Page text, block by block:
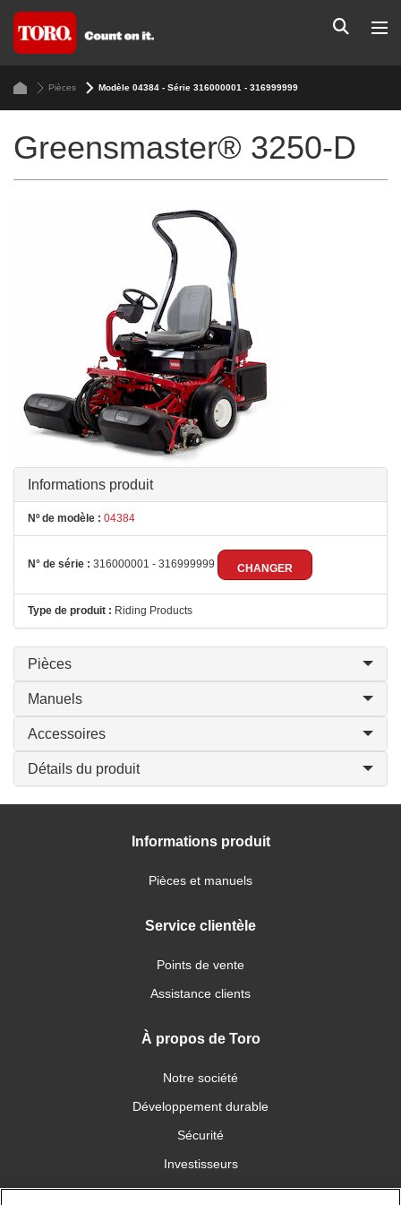
Pièces Modèle 04384 - Série 316000001 - 316999999
Greensmaster® 3250-D
Informations produit
Nº de modèle : 04384
N° de série : 316000001 - 316999999 CHANGER
Type de produit : Riding Products
Pièces
Manuels
Accessoires
Détails du produit
Informations produit
Pièces et manuels
Service clientèle
Points de vente
Assistance clients
À propos de Toro
Notre société
Développement durable
Sécurité
Investisseurs
Carrières